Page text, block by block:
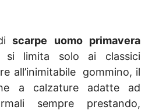
scarpe uomo primavera
limita solo ai classici
all’inimitabile gommino, il
a calzature adatte ad
sempre prestando,